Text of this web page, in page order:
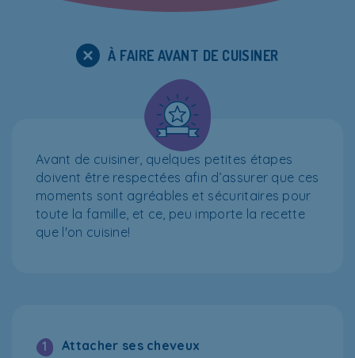
À FAIRE AVANT DE CUISINER
Avant de cuisiner, quelques petites étapes
doivent être respectées afin d’assurer que ces
moments sont agréables et sécuritaires pour
toute la famille, et ce, peu importe la recette
que l'on cuisine!
1
Attacher ses cheveux